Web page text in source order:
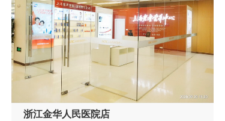
浙江金华人民医院店